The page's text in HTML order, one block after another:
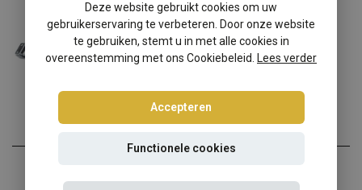
Nissan Almera I N15 schroefset
Nissan Almera I N15? Kies...
€494,95
Deze website gebruikt cookies om uw
gebruikerservaring te verbeteren. Door onze website
te gebruiken, stemt u in met alle cookies in
overeenstemming met ons Cookiebeleid.
Lees verder
Accepteren
Functionele cookies